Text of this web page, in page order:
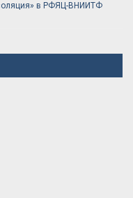
в РФЯЦ-ВНИИТФ